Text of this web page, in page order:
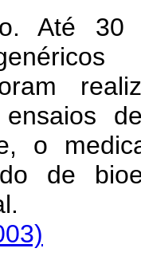
Até
o
de